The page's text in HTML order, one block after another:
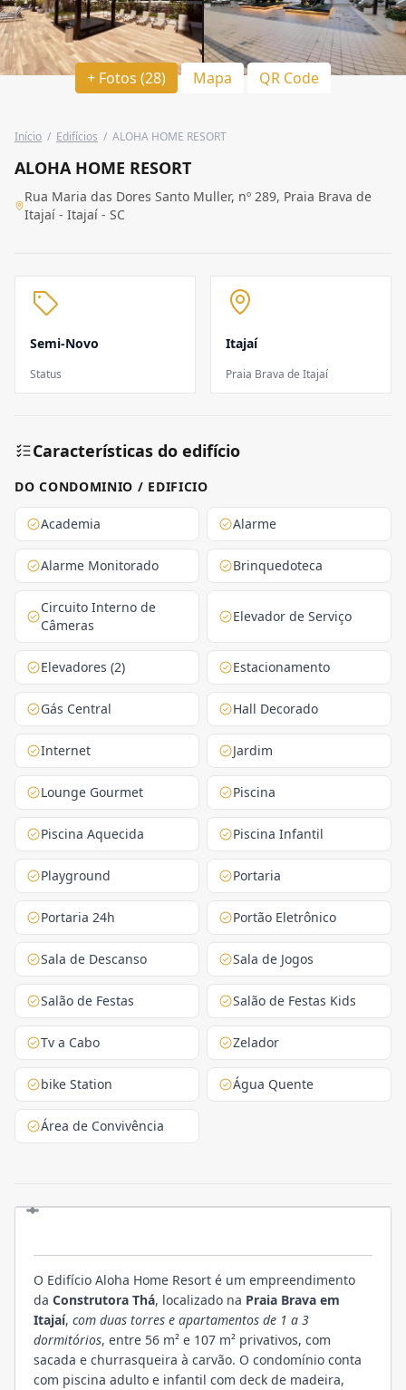
+ Fotos (28) Mapa QR Code
Início / Edifícios / ALOHA HOME RESORT
ALOHA HOME RESORT
Rua Maria das Dores Santo Muller, nº 289, Praia Brava de
Itajaí - Itajaí - SC
Semi-Novo
Status
Itajaí
Praia Brava de Itajaí
Características do edifício
DO CONDOMINIO / EDIFICIO
Academia Alarme
Alarme Monitorado Brinquedoteca
Circuito Interno de
Câmeras
Elevador de Serviço
Elevadores (2) Estacionamento
Gás Central Hall Decorado
Internet Jardim
Lounge Gourmet Piscina
Piscina Aquecida Piscina Infantil
Playground Portaria
Portaria 24h Portão Eletrônico
Sala de Descanso Sala de Jogos
Salão de Festas Salão de Festas Kids
Tv a Cabo Zelador
bike Station Água Quente
Área de Convivência
O Edifício Aloha Home Resort é um empreendimento
da Construtora Thá, localizado na Praia Brava em
Itajaí, com duas torres e apartamentos de 1 a 3
dormitórios, entre 56 m² e 107 m² privativos, com
sacada e churrasqueira à carvão. O condomínio conta
com piscina adulto e infantil com deck de madeira,